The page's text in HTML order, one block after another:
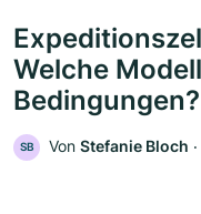
Welche
Bedingungen?
SB Von Stefanie Bloch ‧